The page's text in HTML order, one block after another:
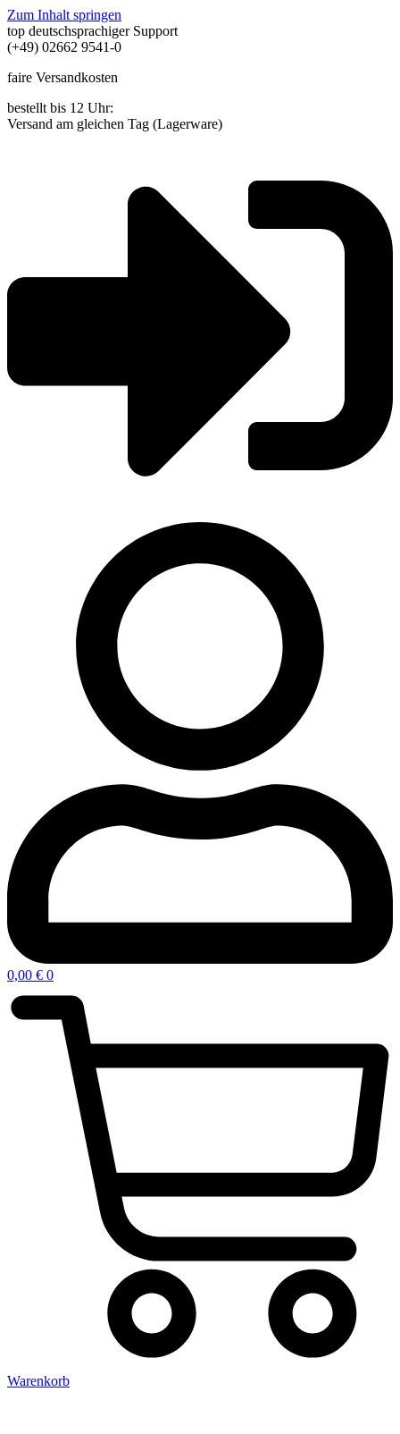
Zum Inhalt springen
top deutschsprachiger Support
(+49) 02662 9541-0
faire Versandkosten
bestellt bis 12 Uhr:
Versand am gleichen Tag (Lagerware)
0,00 € 0
Warenkorb